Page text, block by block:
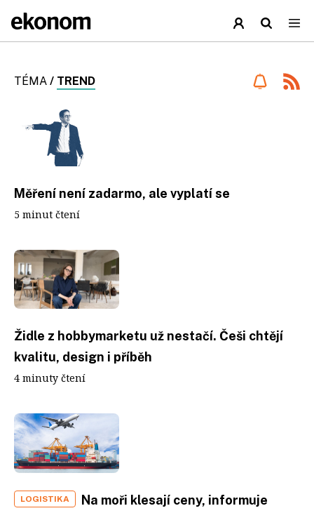
TÉMA / TREND
Měření není zadarmo, ale vyplatí se
5 minut čtení
Židle z hobbymarketu už nestačí. Češi chtějí
kvalitu, design i příběh
4 minuty čtení
LOGISTIKA
Na moři klesají ceny, informuje